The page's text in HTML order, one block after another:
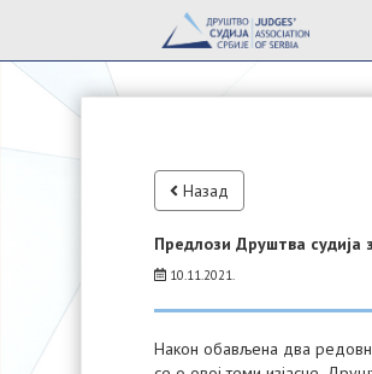
Назад
Предлози Друштва судија
10.11.2021.
Након обављена два